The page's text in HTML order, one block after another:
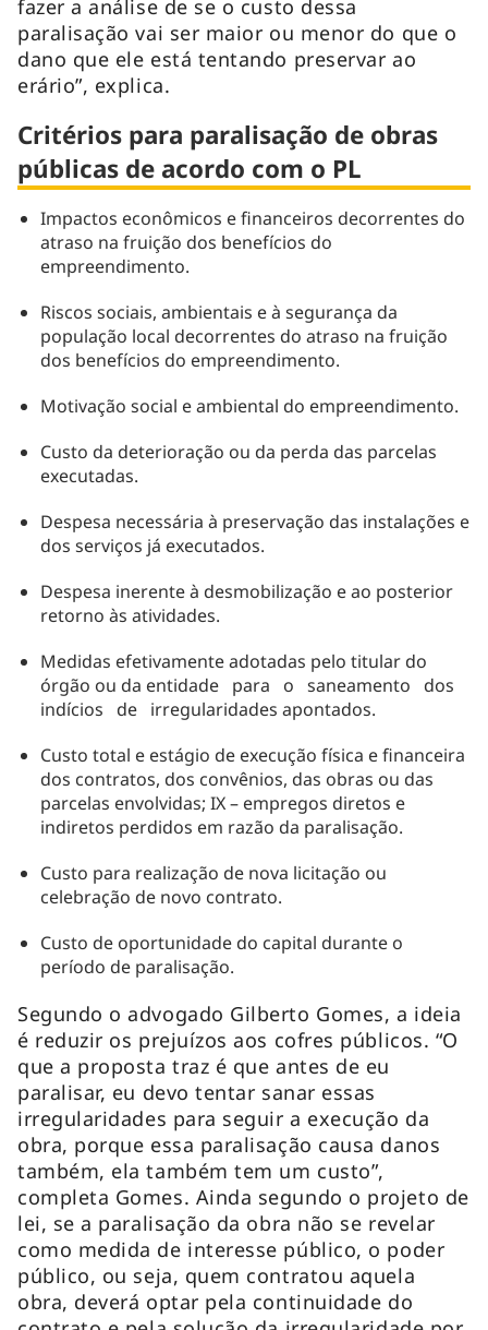
fazer a análise de se o custo dessa
paralisação vai ser maior ou menor do que o
dano que ele está tentando preservar ao
erário”, explica.
Critérios para paralisação de obras
públicas de acordo com o PL
Impactos econômicos e financeiros decorrentes do
atraso na fruição dos benefícios do
empreendimento.
Riscos sociais, ambientais e à segurança da
população local decorrentes do atraso na fruição
dos benefícios do empreendimento.
Motivação social e ambiental do empreendimento.
Custo da deterioração ou da perda das parcelas
executadas.
Despesa necessária à preservação das instalações e
dos serviços já executados.
Despesa inerente à desmobilização e ao posterior
retorno às atividades.
Medidas efetivamente adotadas pelo titular do
órgão ou da entidade para o saneamento dos
indícios de irregularidades apontados.
Custo total e estágio de execução física e financeira
dos contratos, dos convênios, das obras ou das
parcelas envolvidas; IX – empregos diretos e
indiretos perdidos em razão da paralisação.
Custo para realização de nova licitação ou
celebração de novo contrato.
Custo de oportunidade do capital durante o
período de paralisação.
Segundo o advogado Gilberto Gomes, a ideia
é reduzir os prejuízos aos cofres públicos. “O
que a proposta traz é que antes de eu
paralisar, eu devo tentar sanar essas
irregularidades para seguir a execução da
obra, porque essa paralisação causa danos
também, ela também tem um custo”,
completa Gomes. Ainda segundo o projeto de
lei, se a paralisação da obra não se revelar
como medida de interesse público, o poder
público, ou seja, quem contratou aquela
obra, deverá optar pela continuidade do